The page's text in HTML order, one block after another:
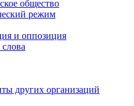
общество
режим
и оппозиция
других организаций